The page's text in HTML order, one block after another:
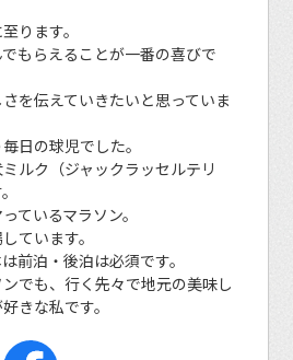
ります。
もらえることが一番の喜びで
を伝えていきたいと思っていま
日の球児でした。
ルク（ジャックラッセルテリ
ているマラソン。
ています。
前泊・後泊は必須です。
でも、行く先々で地元の美味し
きな私です。